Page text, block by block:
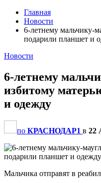
Главная
Новости
6-летнему мальчику-
подарили планшет и
Новости
6-летнему
избитому
и одежду
по КРАСНОДАР1 в 22
Мальчика отправят в